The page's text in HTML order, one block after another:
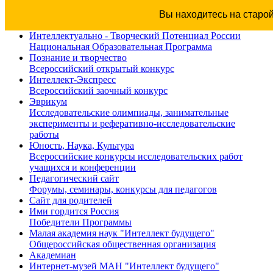
Вы находитесь на
Интеллектуально - Творческий Потенциал России
Национальная Образовательная Программа
Познание и творчество
Всероссийский открытый конкурс
Интеллект-Экспресс
Всероссийский заочный конкурс
Эврикум
Исследовательские олимпиады, занимательные
эксперименты и реферативно-исследовательские
работы
Юность, Наука, Культура
Всероссийские конкурсы исследовательских работ
учащихся и конференции
Педагогический сайт
Форумы, семинары, конкурсы для педагогов
Сайт для родителей
Ими гордится Россия
Победители Программы
Малая академия наук "Интеллект будущего"
Общероссийская общественная организация
Академиан
Интернет-музей МАН "Интеллект будущего"